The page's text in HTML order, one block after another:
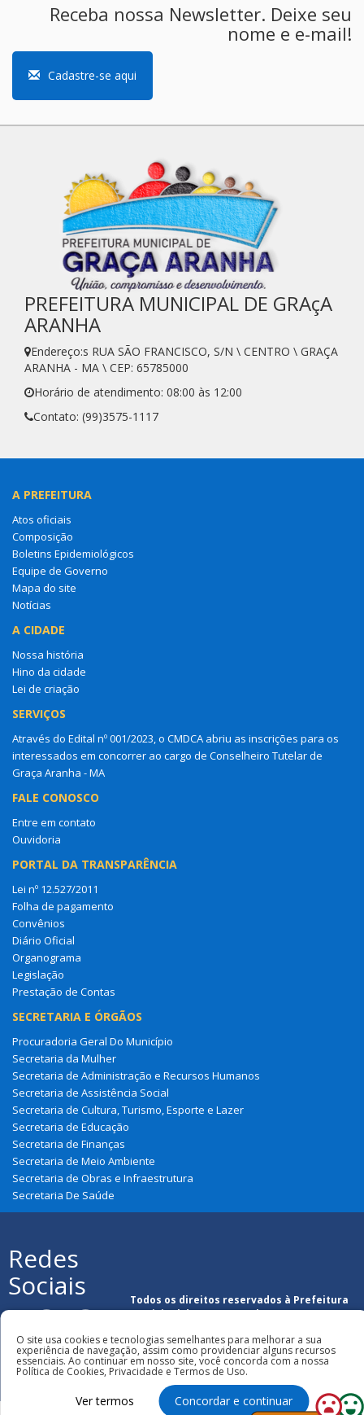
Receba nossa Newsletter. Deixe seu
nome e e-mail!
Cadastre-se aqui
PREFEITURA MUNICIPAL DE GRAçA
ARANHA
Endereço:s RUA SÃO FRANCISCO, S/N \ CENTRO \ GRAÇA
ARANHA - MA \ CEP: 65785000
Horário de atendimento: 08:00 às 12:00
Contato: (99)3575-1117
A PREFEITURA
Atos oficiais
Composição
Boletins Epidemiológicos
Equipe de Governo
Mapa do site
Notícias
A CIDADE
Nossa história
Hino da cidade
Lei de criação
SERVIÇOS
Através do Edital nº 001/2023, o CMDCA abriu as inscrições para os
interessados em concorrer ao cargo de Conselheiro Tutelar de
Graça Aranha - MA
FALE CONOSCO
Entre em contato
Ouvidoria
PORTAL DA TRANSPARÊNCIA
Lei nº 12.527/2011
Folha de pagamento
Convênios
Diário Oficial
Organograma
Legislação
Prestação de Contas
SECRETARIA E ÓRGÃOS
Procuradoria Geral Do Município
Secretaria da Mulher
Secretaria de Administração e Recursos Humanos
Secretaria de Assistência Social
Secretaria de Cultura, Turismo, Esporte e Lazer
Secretaria de Educação
Secretaria de Finanças
Secretaria de Meio Ambiente
Secretaria de Obras e Infraestrutura
Secretaria De Saúde
Redes
Sociais
Todos os direitos reservados à Prefeitura
Municipal de Graça Aranha
O site usa cookies e tecnologias semelhantes para melhorar a sua
experiência de navegação, assim como providenciar alguns recursos
essenciais. Ao continuar em nosso site, você concorda com a nossa
Política de Cookies, Privacidade e Termos de Uso.
Ver termos Concordar e continuar